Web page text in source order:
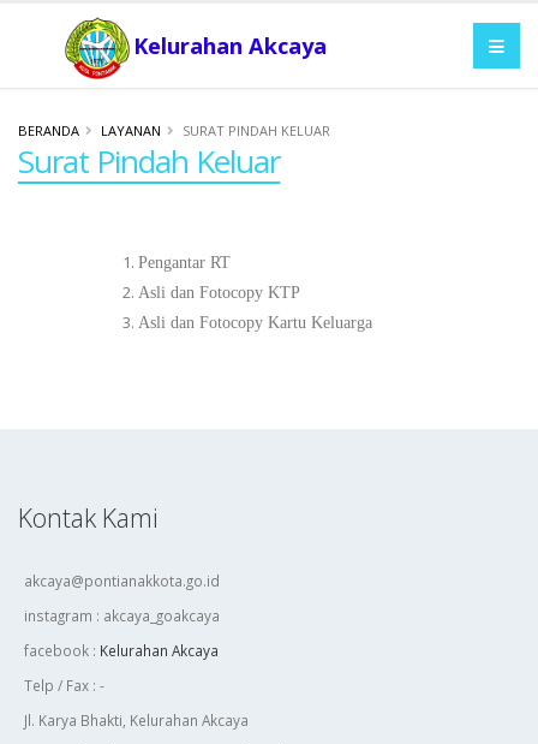
Kelurahan Akcaya
BERANDA LAYANAN SURAT PINDAH KELUAR
Surat Pindah Keluar
Pengantar RT
Asli dan Fotocopy KTP
Asli dan Fotocopy Kartu Keluarga
Kontak Kami
akcaya@pontianakkota.go.id
instagram : akcaya_goakcaya
facebook : Kelurahan Akcaya
Telp / Fax : -
Jl. Karya Bhakti, Kelurahan Akcaya